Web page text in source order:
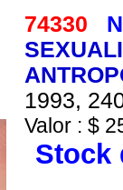
74330
1993,
Valor : $
Stock